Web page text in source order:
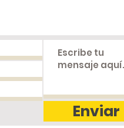
Enviar